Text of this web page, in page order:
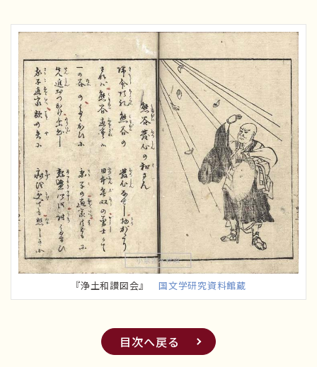
『浄土和讃図会』 国文学研究資料館蔵
目次へ戻る